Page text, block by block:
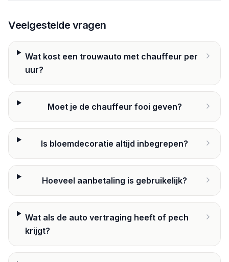
Veelgestelde vragen
Wat kost een trouwauto met chauffeur per
uur?
Moet je de chauffeur fooi geven?
Is bloemdecoratie altijd inbegrepen?
Hoeveel aanbetaling is gebruikelijk?
Wat als de auto vertraging heeft of pech
krijgt?